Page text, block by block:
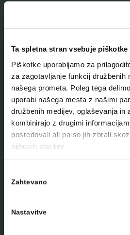
Ta spletna stran vsebuje piškotke
Piškotke uporabljamo za
za zagotavljanje funkcij družbenih
našega prometa. Poleg tega
uporabi našega mesta z našimi
družbenih medijev, oglaševanja in
kombinirajo z drugimi
posredovali ali pa so jih zbrali
njihovih storitev.
soglasja
Zahtevano
Nastavitve
O muzeju
Naše zbirke
Aktualno
Kontakt